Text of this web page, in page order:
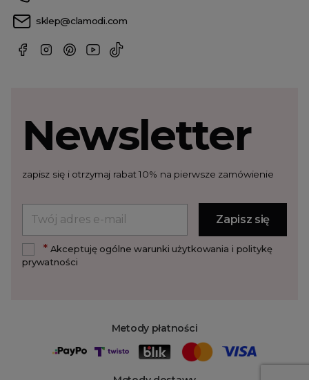
sklep@clamodi.com
Metody płatności
Newsletter
zapisz się i otrzymaj rabat 10% na pierwsze zamówienie
*Akceptuję ogólne warunki użytkowania i politykę
prywatności